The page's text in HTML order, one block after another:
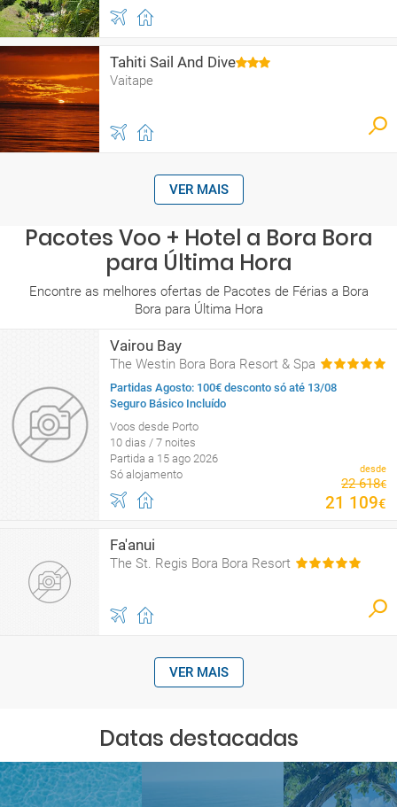
Tahiti Sail And Dive
Vaitape
VER MAIS
Pacotes Voo + Hotel a Bora Bora
para Última Hora
Encontre as melhores ofertas de Pacotes de Férias a Bora
Bora para Última Hora
Vairou Bay
The Westin Bora Bora Resort & Spa
Partidas Agosto: 100€ desconto só até 13/08
Seguro Básico Incluído
Voos desde Porto
10 dias / 7 noites
Partida a 15 ago 2026
Só alojamento
desde
22 618€
21 109€
Fa'anui
The St. Regis Bora Bora Resort
VER MAIS
Datas destacadas